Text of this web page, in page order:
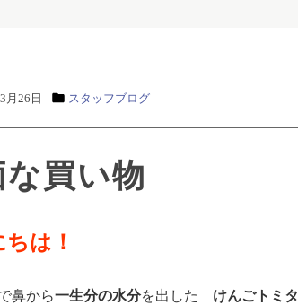
月26日 スタッフブログ
な買い物
は！
鼻から一生分の水分を出した けんごトミタ